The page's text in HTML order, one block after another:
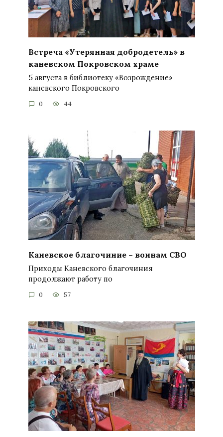
Встреча «Утерянная добродетель» в
каневском Покровском храме
5 августа в библиотеку «Возрождение»
каневского Покровского
0 44
Каневское благочиние – воинам СВО
Приходы Каневского благочиния
продолжают работу по
0 57